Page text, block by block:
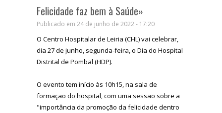
Felicidade faz bem à Saúde»
Publicado em 24 de junho de 2022 - 17:20
O Centro Hospitalar de Leiria (CHL) vai celebrar,
dia 27 de junho, segunda-feira, o Dia do Hospital
Distrital de Pombal (HDP).
O evento tem início às 10h15, na sala de
formação do hospital, com uma sessão sobre a
"importância da promoção da felicidade dentro